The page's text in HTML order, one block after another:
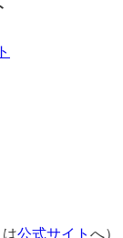
公式サイト へ）